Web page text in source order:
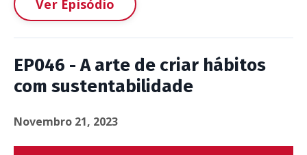
Ver Episódio
EP046 - A arte de criar hábitos
com sustentabilidade
Novembro 21, 2023